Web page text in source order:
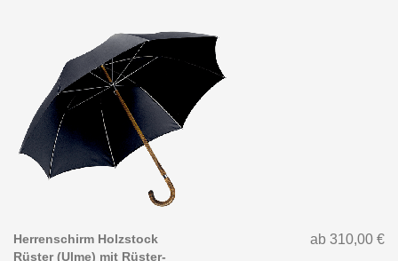
Herrenschirm Holzstock
Rüster (Ulme) mit Rüster-
ab 310,00 €